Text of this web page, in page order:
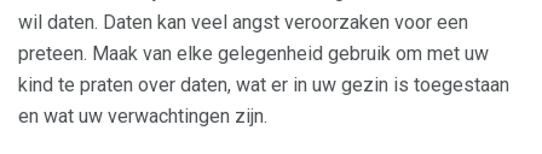
wil daten. Daten kan veel angst veroorzaken voor een
preteen. Maak van elke gelegenheid gebruik om met uw
kind te praten over daten, wat er in uw gezin is toegestaan ​​
en wat uw verwachtingen zijn.